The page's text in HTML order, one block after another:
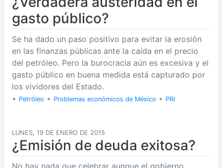
gasto público?
Se ha dado un paso positivo para evitar la erosión
en las finanzas públicas ante la caída en el precio
del petróleo. Pero la burocracia aún es excesiva y el
gasto público en buena medida está capturado por
los vividores del Estado.
• Petróleo • Problemas económicos de México • PRI
LUNES, 19 DE ENERO DE 2015
¿Emisión de deuda exitosa?
No hay nada que celebrar aunque el gobierno